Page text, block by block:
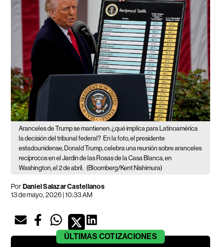
Aranceles de Trump se mantienen: ¿qué implica para Latinoamérica
la decisión del tribunal federal? En la foto, el presidente
estadounidense, Donald Trump, celebra una reunión sobre aranceles
recíprocos en el Jardín de las Rosas de la Casa Blanca, en
Washington, el 2 de abril. (Bloomberg/Kent Nishimura)
PorDaniel Salazar Castellanos
13 de mayo, 2026 | 10:33 AM
ÚLTIMAS COTIZACIONES